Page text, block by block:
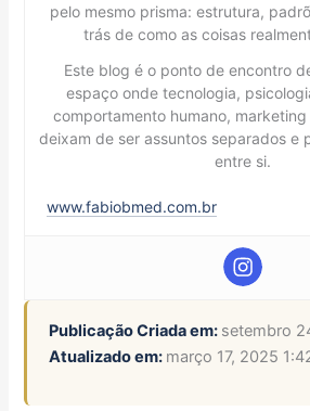
pelo mesmo prisma: estrutura,
trás de como as coisas
Este blog é o ponto de encontro
espaço onde tecnologia,
comportamento humano,
deixam de ser assuntos separados e
entre si.
www.fabiobmed.com.br
Publicação Criada em: setembro
Atualizado em: março 17, 2025